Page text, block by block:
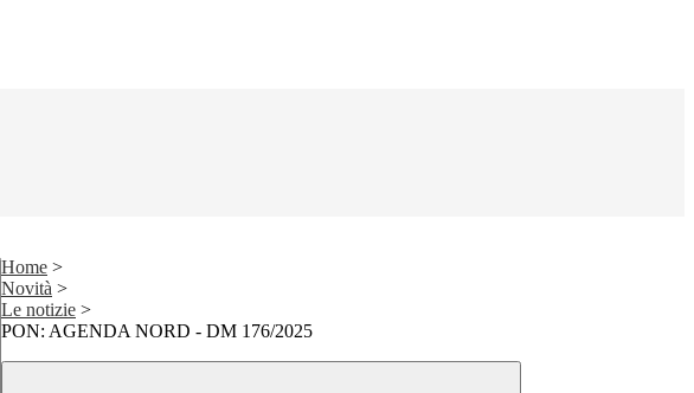
Home >
Novità >
Le notizie >
PON: AGENDA NORD - DM 176/2025